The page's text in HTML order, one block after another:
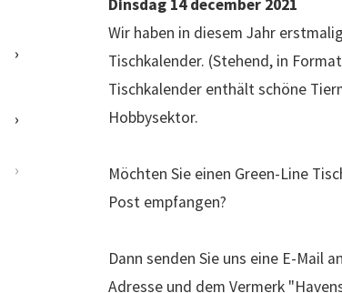
Dinsdag 14 december 2021
Wir haben in diesem Jahr
Tischkalender. (Stehend, in
Tischkalender enthält schöne
Hobbysektor.
Möchten Sie einen Green-Line
Post empfangen?
Dann senden Sie uns eine E-Mail
Adresse und dem Vermerk